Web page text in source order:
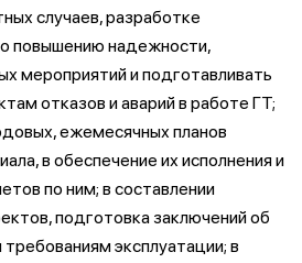
случаев, разработке
повышению надежности,
мероприятий и подготавливать
отказов и аварий в работе ГТ;
ежемесячных планов
в обеспечение их исполнения и
по ним; в составлении
подготовка заключений об
эксплуатации; в